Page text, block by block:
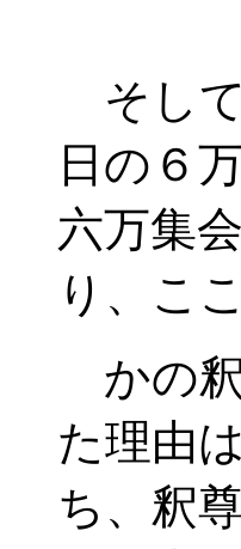
そして
日の６
六万集
り、こ
かの釈
た理由
ち、釈